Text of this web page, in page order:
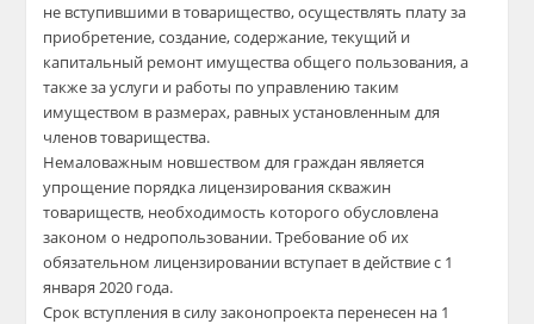
не вступившими в товарищество, осуществлять плату за
приобретение, создание, содержание, текущий и
капитальный ремонт имущества общего пользования, а
также за услуги и работы по управлению таким
имуществом в размерах, равных установленным для
членов товарищества.
Немаловажным новшеством для граждан является
упрощение порядка лицензирования скважин
товариществ, необходимость которого обусловлена
законом о недропользовании. Требование об их
обязательном лицензировании вступает в действие с 1
января 2020 года.
Срок вступления в силу законопроекта перенесен на 1